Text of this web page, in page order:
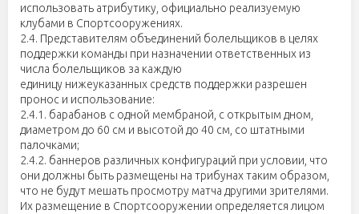
использовать атрибутику, официально реализуемую
клубами в Спортсооружениях.
2.4. Представителям объединений болельщиков в целях
поддержки команды при назначении ответственных из
числа болельщиков за каждую
единицу нижеуказанных средств поддержки разрешен
пронос и использование:
2.4.1. барабанов с одной мембраной, с открытым дном,
диаметром до 60 см и высотой до 40 см, со штатными
палочками;
2.4.2. баннеров различных конфигураций при условии, что
они должны быть размещены на трибунах таким образом,
что не будут мешать просмотру матча другими зрителями.
Их размещение в Спортсооружении определяется лицом